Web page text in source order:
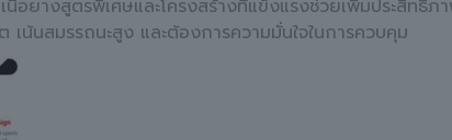
อยางสูตรพิเศษและโครงสร้างที่แข็งแรงช่วยเพิ่มประสิทธิภ
น้นสมรรถนะสูง และต้องการความมั่นใจในการควบคุม